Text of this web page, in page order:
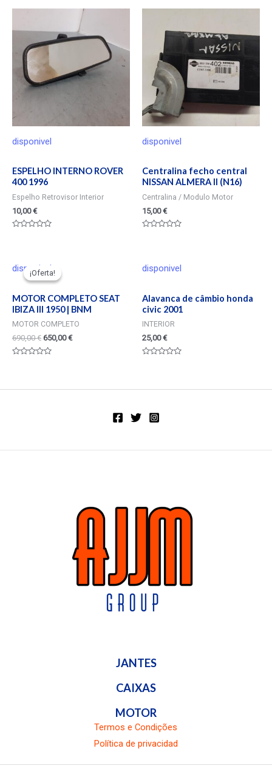
disponivel
ESPELHO INTERNO ROVER
400 1996
Espelho Retrovisor Interior
10,00€
5
disponivel
Centralina fecho central
NISSAN ALMERA II (N16)
Centralina / Modulo Motor
15,00€
5
¡Oferta!
disponivel
¡Oferta!
MOTOR COMPLETO SEAT
IBIZA III 1950 | BNM
MOTOR COMPLETO
690,00€ 650,00€
5
disponivel
Alavanca de câmbio honda
civic 2001
INTERIOR
25,00€
5
JANTES
CAIXAS
MOTOR
Termos e Condições
Política de privacidad